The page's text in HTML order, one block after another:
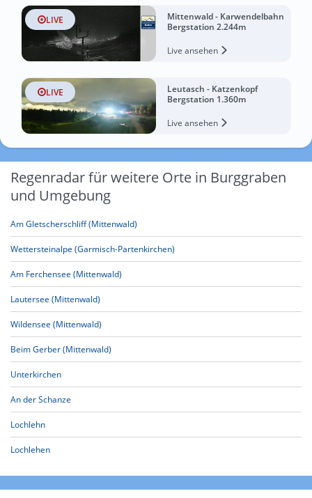
LIVE
Mittenwald - Karwendelbahn
Bergstation 2.244m
Live ansehen
LIVE
Leutasch - Katzenkopf
Bergstation 1.360m
Live ansehen
Regenradar für weitere Orte in Burggraben
und Umgebung
Am Gletscherschliff (Mittenwald)
Wettersteinalpe (Garmisch-Partenkirchen)
Am Ferchensee (Mittenwald)
Lautersee (Mittenwald)
Wildensee (Mittenwald)
Beim Gerber (Mittenwald)
Unterkirchen
An der Schanze
Lochlehn
Lochlehen